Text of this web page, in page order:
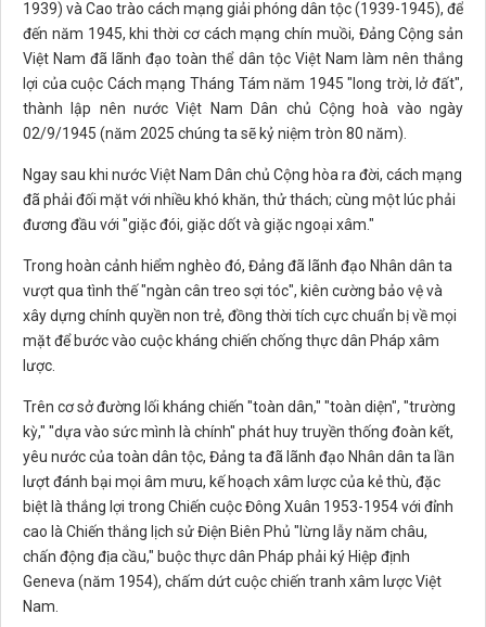
1939) và Cao trào cách mạng giải phóng dân tộc (1939-1945), để
đến năm 1945, khi thời cơ cách mạng chín muồi, Đảng Cộng sản
Việt Nam đã lãnh đạo toàn thể dân tộc Việt Nam làm nên thắng
lợi của cuộc Cách mạng Tháng Tám năm 1945 "long trời, lở đất",
thành lập nên nước Việt Nam Dân chủ Cộng hoà vào ngày
02/9/1945 (năm 2025 chúng ta sẽ kỷ niệm tròn 80 năm).
Ngay sau khi nước Việt Nam Dân chủ Cộng hòa ra đời, cách mạng
đã phải đối mặt với nhiều khó khăn, thử thách; cùng một lúc phải
đương đầu với "giặc đói, giặc dốt và giặc ngoại xâm."
Trong hoàn cảnh hiểm nghèo đó, Đảng đã lãnh đạo Nhân dân ta
vượt qua tình thế "ngàn cân treo sợi tóc", kiên cường bảo vệ và
xây dựng chính quyền non trẻ, đồng thời tích cực chuẩn bị về mọi
mặt để bước vào cuộc kháng chiến chống thực dân Pháp xâm
lược.
Trên cơ sở đường lối kháng chiến "toàn dân," "toàn diện", "trường
kỳ," "dựa vào sức mình là chính" phát huy truyền thống đoàn kết,
yêu nước của toàn dân tộc, Đảng ta đã lãnh đạo Nhân dân ta lần
lượt đánh bại mọi âm mưu, kế hoạch xâm lược của kẻ thù, đặc
biệt là thắng lợi trong Chiến cuộc Đông Xuân 1953-1954 với đỉnh
cao là Chiến thắng lịch sử Điện Biên Phủ "lừng lẫy năm châu,
chấn động địa cầu," buộc thực dân Pháp phải ký Hiệp định
Geneva (năm 1954), chấm dứt cuộc chiến tranh xâm lược Việt
Nam.